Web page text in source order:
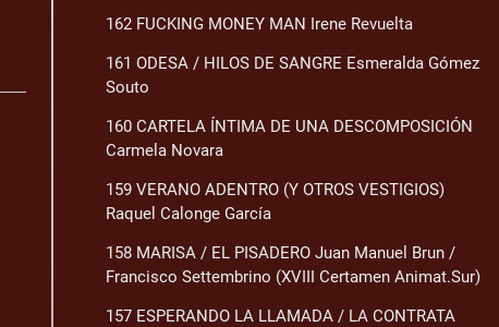
162 FUCKING MONEY MAN Irene Revuelta
161 ODESA / HILOS DE SANGRE Esmeralda Gómez
Souto
160 CARTELA ÍNTIMA DE UNA DESCOMPOSICIÓN
Carmela Novara
159 VERANO ADENTRO (Y OTROS VESTIGIOS)
Raquel Calonge García
158 MARISA / EL PISADERO Juan Manuel Brun /
Francisco Settembrino (XVIII Certamen Animat.Sur)
157 ESPERANDO LA LLAMADA / LA CONTRATA